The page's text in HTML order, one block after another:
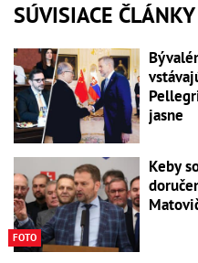
SÚVISIACE ČLÁNKY
jasne
FOTO
Keby